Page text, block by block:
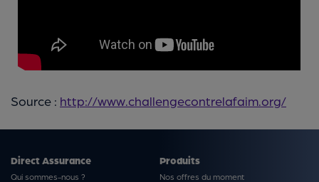
Source : http://www.challengecontrelafaim.org/
Direct Assurance
Qui sommes-nous ?
Produits
Nos offres du moment